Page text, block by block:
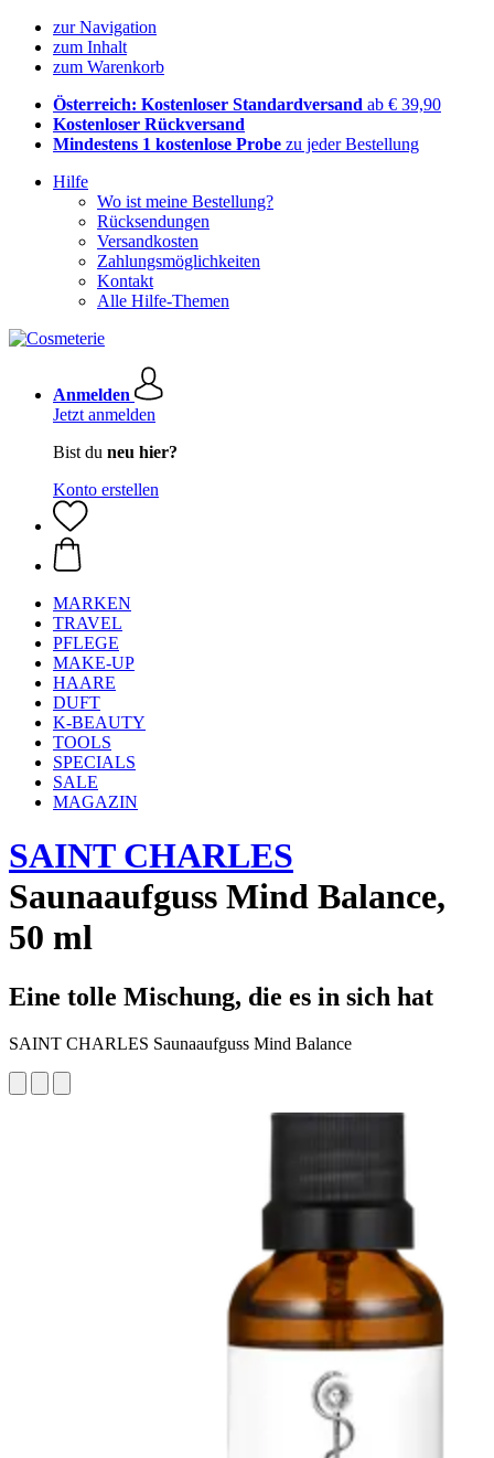
zur Navigation
zum Inhalt
zum Warenkorb
Österreich: Kostenloser Standardversand ab € 39,90
Kostenloser Rückversand
Mindestens 1 kostenlose Probe zu jeder Bestellung
Hilfe
Wo ist meine Bestellung?
Rücksendungen
Versandkosten
Zahlungsmöglichkeiten
Kontakt
Alle Hilfe-Themen
Anmelden
Jetzt anmelden
Bist du neu hier?
Konto erstellen
MARKEN
TRAVEL
PFLEGE
MAKE-UP
HAARE
DUFT
K-BEAUTY
TOOLS
SPECIALS
SALE
MAGAZIN
SAINT CHARLES
Saunaaufguss Mind Balance,
50 ml
Eine tolle Mischung, die es in sich hat
SAINT CHARLES Saunaaufguss Mind Balance